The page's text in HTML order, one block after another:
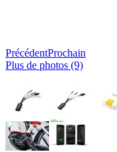
PrécédentProchain
Plus de photos (9)